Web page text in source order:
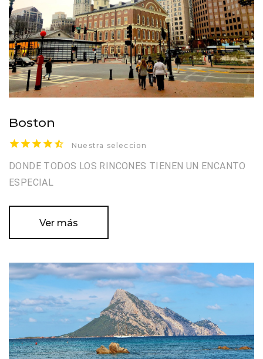
Boston
Nuestra seleccion
DONDE TODOS LOS RINCONES TIENEN UN ENCANTO
ESPECIAL
Ver más